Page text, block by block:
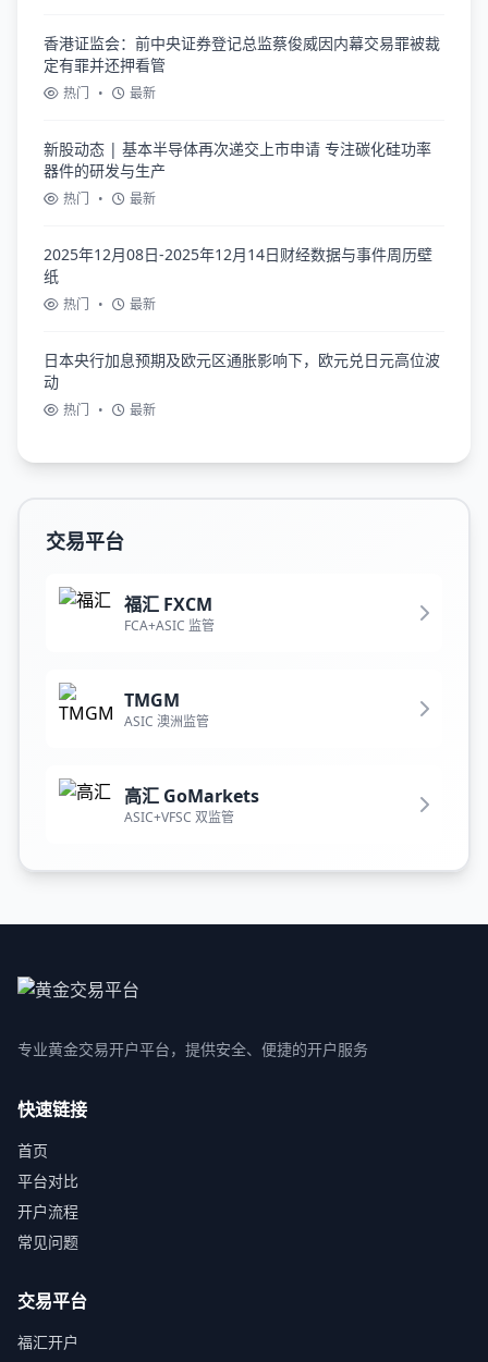
香港证监会：前中央证券登记总监蔡俊威因内幕交易罪被裁
定有罪并还押看管
热门 • 最新
新股动态 | 基本半导体再次递交上市申请 专注碳化硅功率
器件的研发与生产
热门 • 最新
2025年12月08日-2025年12月14日财经数据与事件周历壁
纸
热门 • 最新
日本央行加息预期及欧元区通胀影响下，欧元兑日元高位波
动
热门 • 最新
交易平台
福汇 FXCM
FCA+ASIC 监管
TMGM
ASIC 澳洲监管
高汇 GoMarkets
ASIC+VFSC 双监管
专业黄金交易开户平台，提供安全、便捷的开户服务
快速链接
首页
平台对比
开户流程
常见问题
交易平台
福汇开户